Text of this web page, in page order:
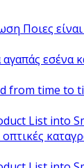
Ποιες
εσένα
from time to